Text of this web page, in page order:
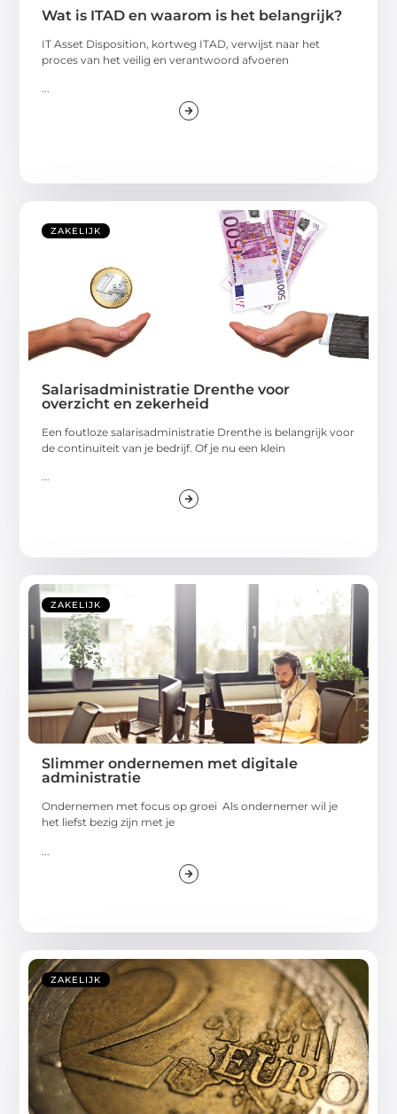
Wat is ITAD en waarom is het belangrijk?
IT Asset Disposition, kortweg ITAD, verwijst naar het
proces van het veilig en verantwoord afvoeren
ZAKELIJK
Salarisadministratie Drenthe voor
overzicht en zekerheid
Een foutloze salarisadministratie Drenthe is belangrijk voor
de continuïteit van je bedrijf. Of je nu een klein
...
ZAKELIJK
Slimmer ondernemen met digitale
administratie
Ondernemen met focus op groei Als ondernemer wil je
het liefst bezig zijn met je
ZAKELIJK